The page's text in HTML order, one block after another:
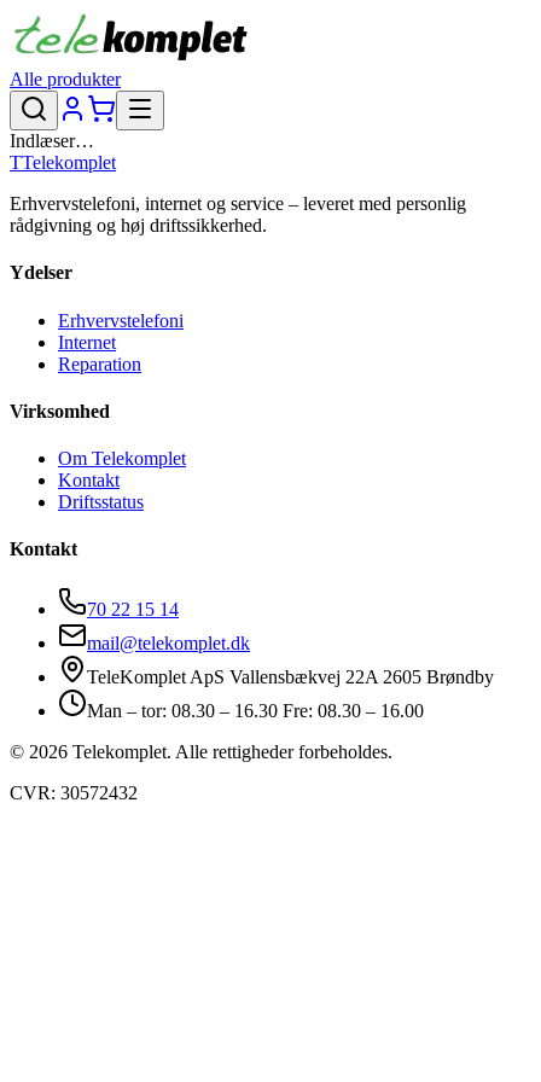
Alle produkter
Indlæser…
TTelekomplet
Erhvervstelefoni, internet og service – leveret med personlig
rådgivning og høj driftssikkerhed.
Ydelser
Erhvervstelefoni
Internet
Reparation
Virksomhed
Om Telekomplet
Kontakt
Driftsstatus
Kontakt
70 22 15 14
mail@telekomplet.dk
TeleKomplet ApS Vallensbækvej 22A 2605 Brøndby
Man – tor: 08.30 – 16.30 Fre: 08.30 – 16.00
© 2026 Telekomplet. Alle rettigheder forbeholdes.
CVR: 30572432